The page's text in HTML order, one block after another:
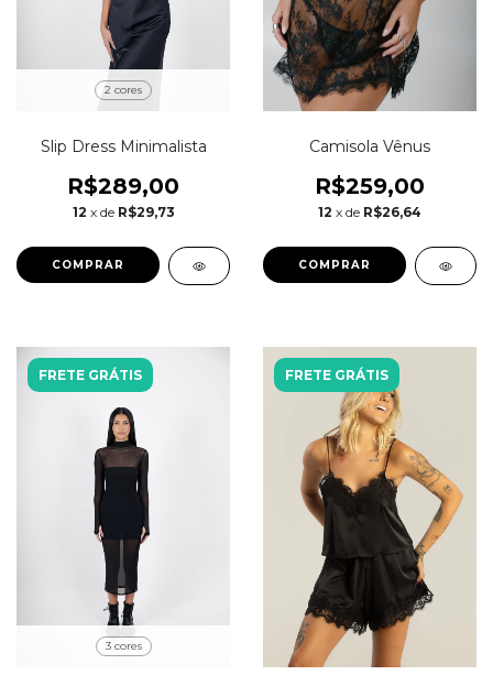
2 cores
Slip Dress Minimalista
R$289,00
12 x de R$29,73
COMPRAR
Camisola Vênus
R$259,00
12 x de R$26,64
COMPRAR
FRETE GRÁTIS
3 cores
FRETE GRÁTIS